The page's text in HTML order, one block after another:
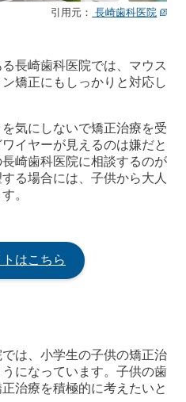
引用元： 長崎歯科医院
長崎歯科医院では、マウス
矯正にもしっかりと対応し
気にしないで矯正治療を受
イヤーが見えるのは嫌だと
崎歯科医院に相談するのが
る場合には、子供から大人
。
はこちら
は、小学生の子供の矯正治
になっています。子供の歯
治療を積極的に考えたいと